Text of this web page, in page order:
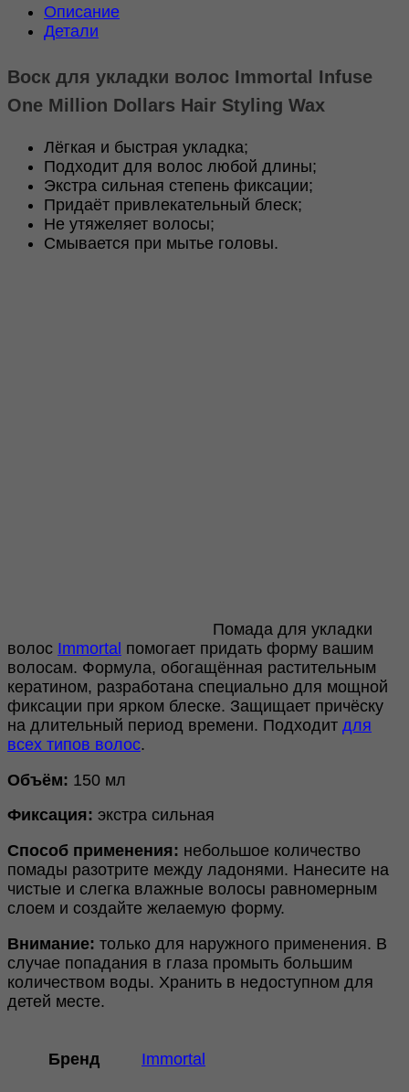
укладки
волос
One
Million
Styling
Wax
150ml
Описание
Детали
Воск для укладки волос Immortal Infuse
One Million Dollars Hair Styling Wax
Лёгкая и быстрая укладка;
Подходит для волос любой длины;
Экстра сильная степень фиксации;
Придаёт привлекательный блеск;
Не утяжеляет волосы;
Смывается при мытье головы.
Помада для укладки
волос Immortal помогает придать форму вашим
волосам. Формула, обогащённая растительным
кератином, разработана специально для мощной
фиксации при ярком блеске. Защищает причёску
на длительный период времени. Подходит для
всех типов волос.
Объём: 150 мл
Фиксация: экстра сильная
Способ применения: небольшое количество
помады разотрите между ладонями. Нанесите на
чистые и слегка влажные волосы равномерным
слоем и создайте желаемую форму.
Внимание: только для наружного применения. В
случае попадания в глаза промыть большим
количеством воды. Хранить в недоступном для
детей месте.
Бренд Immortal